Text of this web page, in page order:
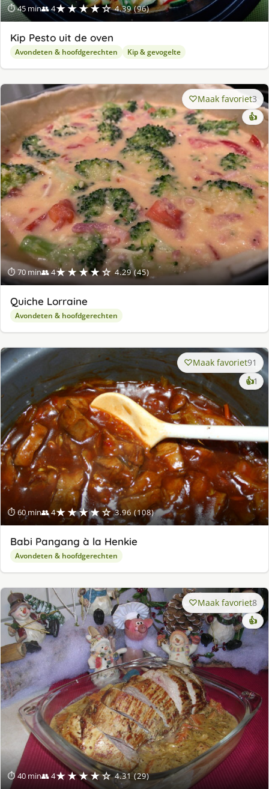
⏱ 45 min👥 4★★★★☆ 4.39 (96)
Kip Pesto uit de oven
Avondeten & hoofdgerechten Kip & gevogelte
⏱ 70 min👥 4★★★★☆ 4.29 (45)
Maak favoriet3
👍
Quiche Lorraine
Avondeten & hoofdgerechten
⏱ 60 min👥 4★★★★☆ 3.96 (108)
Maak favoriet91
👍1
Babi Pangang à la Henkie
Avondeten & hoofdgerechten
⏱ 40 min👥 4★★★★☆ 4.31 (29)
Maak favoriet8
👍